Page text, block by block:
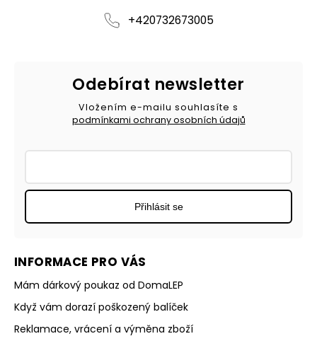
+420732673005
INFORMACE PRO VÁS
Mám dárkový poukaz od DomaLEP
Když vám dorazí poškozený balíček
Reklamace, vrácení a výměna zboží
Odebírat newsletter
Vložením e-mailu souhlasíte s
podmínkami ochrany osobních údajů
Přihlásit se